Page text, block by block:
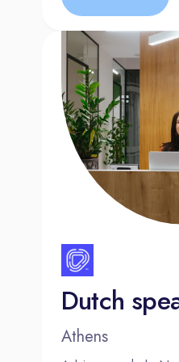
er niet alleen
op de
collega’s.
Goede
Denk aan een
vrije dagen (bij een
dienstverband
en 7 ATV dagen)
zoals kortingen
en -service.
hectisch kan zijn,
rekening te
persoonlijke
Athens